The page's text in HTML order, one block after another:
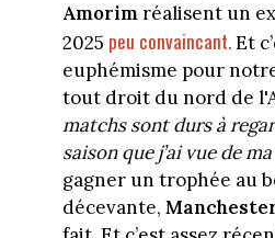
Amorimréalisent un
2025 peu convaincant.Et
euphémisme pour
tout droit du nord de
matchs sont durs à
saison que j’ai vue de
gagner un trophée au
décevante,